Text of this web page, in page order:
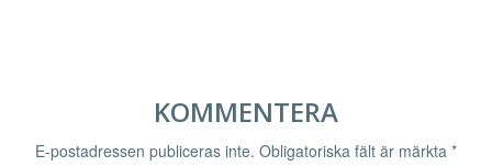
KOMMENTERA
E-postadressen publiceras inte. Obligatoriska fält är märkta *